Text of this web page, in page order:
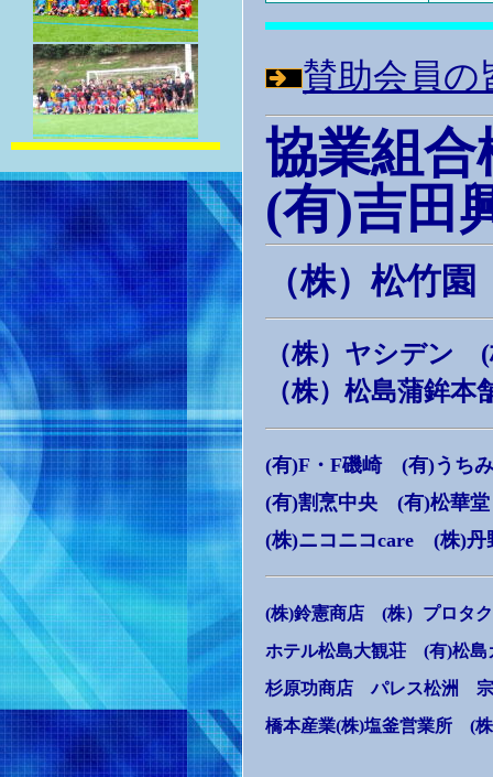
賛助会員の
協業組合
(有)吉田
（株）松
（株）ヤシデン
（株）松島蒲鉾
(有)F・F磯崎 (有)うち
(有)割烹中央 (有)松華
(株)ニコニコcare (株)
(株)鈴憲商店 (株）プロタ
ホテル松島大観荘 (有)松
杉原功商店 パレス松洲 宗
橋本産業(株)塩釜営業所 (